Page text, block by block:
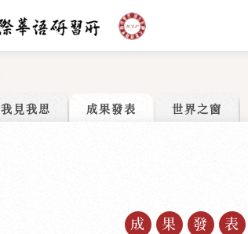
我見我思 成果發表 世界之窗
成果發表